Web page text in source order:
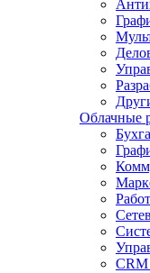
Облачные
CRM